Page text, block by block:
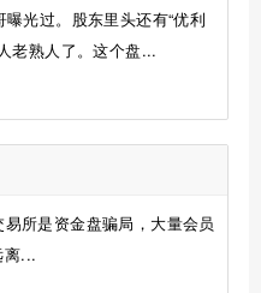
光过。股东里头还有“优利
老熟人了。这个盘...
所是资金盘骗局，大量会员
离...